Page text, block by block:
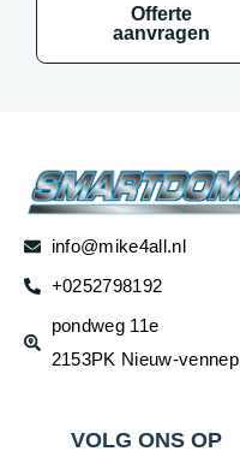
Offerte
aanvragen
info@mike4all.nl
+0252798192
pondweg 11e
2153PK Nieuw-vennep
VOLG ONS OP